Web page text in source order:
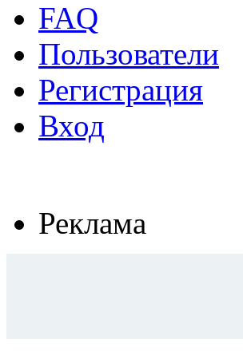
FAQ
Пользователи
Регистрация
Вход
Реклама